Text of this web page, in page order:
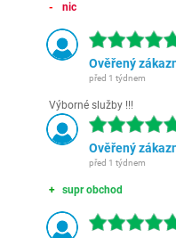
nic
Ověřený
před 1 týdnem
Výborné služby !!!
Ověřený
před 1 týdnem
supr obchod